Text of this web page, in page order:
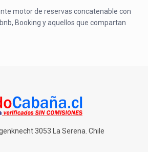
motor de reservas concatenable con
Booking y aquellos que compartan
3053 La Serena. Chile